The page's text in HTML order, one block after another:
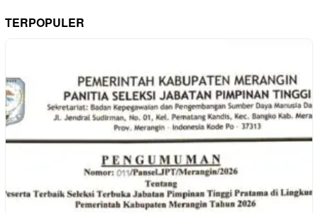
TERPOPULER